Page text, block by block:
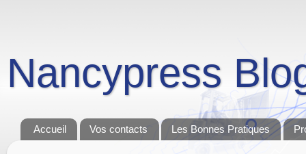
Nancypress
Accueil Vos contacts Les Bonnes Pratiques